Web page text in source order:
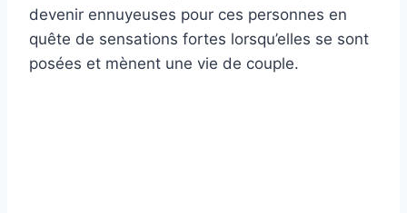
devenir ennuyeuses pour ces personnes en
quête de sensations fortes lorsqu’elles se sont
posées et mènent une vie de couple.